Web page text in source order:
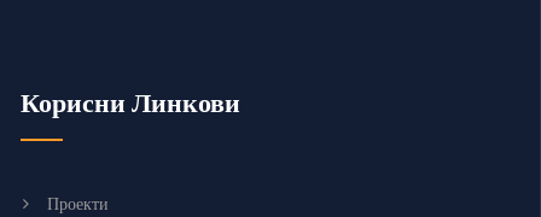
Корисни Линкови
Проекти